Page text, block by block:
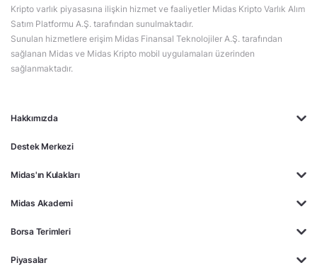
Hakkımızda
Destek Merkezi
Midas'ın Kulakları
Midas Akademi
Borsa Terimleri
Piyasalar
Kripto varlık piyasasına ilişkin hizmet ve faaliyetler Midas Kripto Varlık Alım
Satım Platformu A.Ş. tarafından sunulmaktadır.
Sunulan hizmetlere erişim Midas Finansal Teknolojiler A.Ş. tarafından
sağlanan Midas ve Midas Kripto mobil uygulamaları üzerinden
sağlanmaktadır.